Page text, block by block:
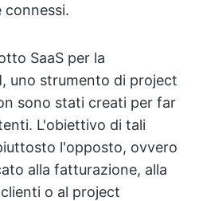
connessi.
SaaS per la
uno strumento di project
sono stati creati per far
L'obiettivo di tali
l'opposto, ovvero
alla fatturazione, alla
o al project